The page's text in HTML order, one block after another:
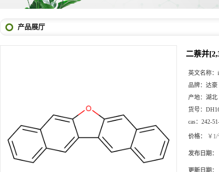
产品展厅
二萘并
英文名称：
品牌： 达豪
产地： 湖北
货号：
cas： 242-
价格： ￥
发布日期：
更新日期：